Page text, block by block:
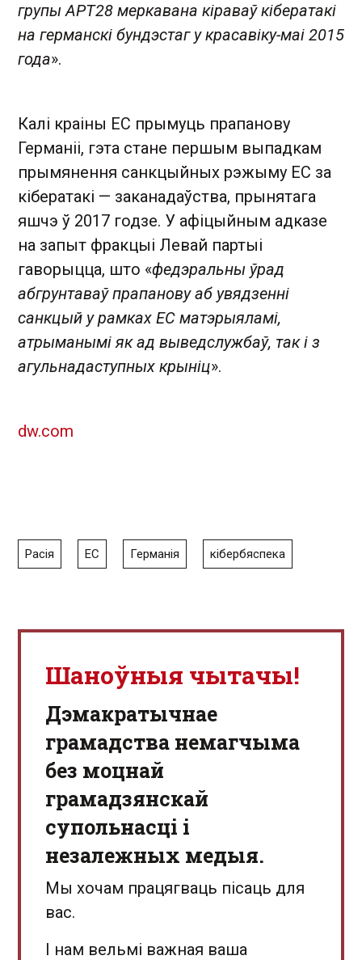
групы АРТ28 меркавана кіраваў кібератакі
на германскі бундэстаг у красавіку-маі 2015
года».
Калі краіны ЕС прымуць прапанову
Германіі, гэта стане першым выпадкам
прымянення санкцыйных рэжыму ЕС за
кібератакі — заканадаўства, прынятага
яшчэ ў 2017 годзе. У афіцыйным адказе
на запыт фракцыі Левай партыі
гаворыцца, што «федэральны ўрад
абгрунтаваў прапанову аб увядзенні
санкцый у рамках ЕС матэрыяламі,
атрыманымі як ад выведслужбаў, так і з
агульнадаступных крыніц».
dw.com
Расія ЕС Германія кібербяспека
Шаноўныя чытачы!
Дэмакратычнае
грамадства немагчыма
без моцнай
грамадзянскай
супольнасці і
незалежных медыя.
Мы хочам працягваць пісаць для
вас.
І нам вельмі важная ваша